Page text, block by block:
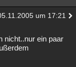
um 17:21
nicht..nur ein paar